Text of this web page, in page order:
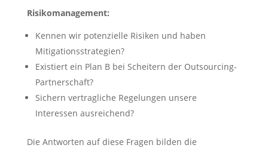
Risikomanagement:
Kennen wir potenzielle Risiken und haben
Mitigationsstrategien?
Existiert ein Plan B bei Scheitern der Outsourcing-
Partnerschaft?
Sichern vertragliche Regelungen unsere
Interessen ausreichend?
Die Antworten auf diese Fragen bilden die